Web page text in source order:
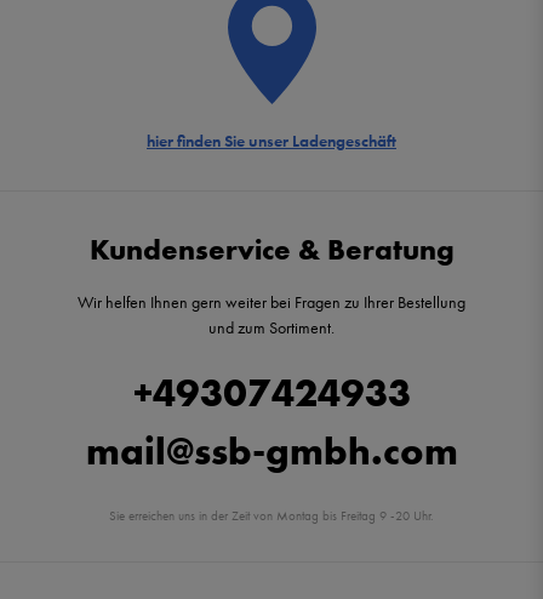
hier finden Sie unser Ladengeschäft
Kundenservice & Beratung
Wir helfen Ihnen gern weiter bei Fragen zu Ihrer Bestellung
und zum Sortiment.
+49307424933
mail@ssb-gmbh.com
Sie erreichen uns in der Zeit von Montag bis Freitag 9 -20 Uhr.